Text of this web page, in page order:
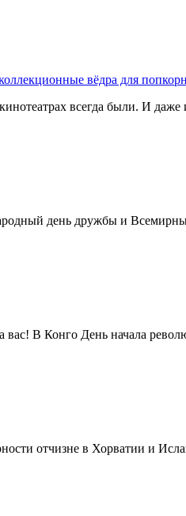
вёдра для
всегда были. И
день дружбы и
В Конго День начала
отчизне в Хорватии и